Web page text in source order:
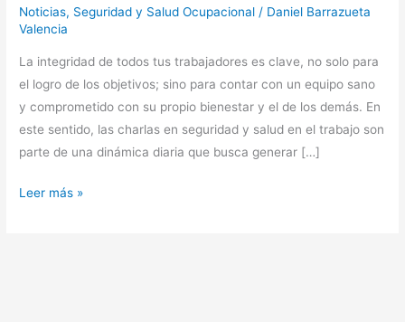
Noticias, Seguridad y Salud Ocupacional / Daniel Barrazueta
Valencia
La integridad de todos tus trabajadores es clave, no solo para
el logro de los objetivos; sino para contar con un equipo sano
y comprometido con su propio bienestar y el de los demás. En
este sentido, las charlas en seguridad y salud en el trabajo son
parte de una dinámica diaria que busca generar […]
Leer más »